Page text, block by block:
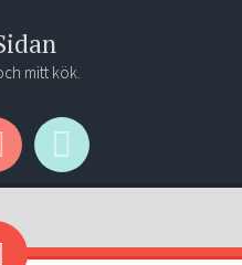
mitt kök.